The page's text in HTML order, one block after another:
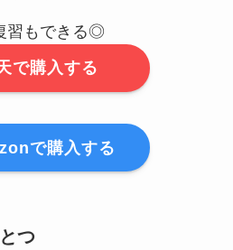
習もできる◎
で購入する
で購入する
つ